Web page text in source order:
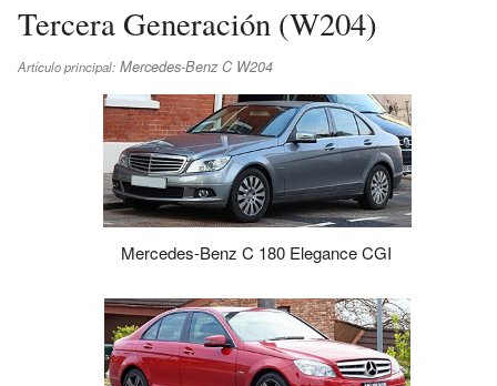
Tercera Generación (W204)
Artículo principal: Mercedes-Benz C W204
Mercedes-Benz C 180 Elegance CGI